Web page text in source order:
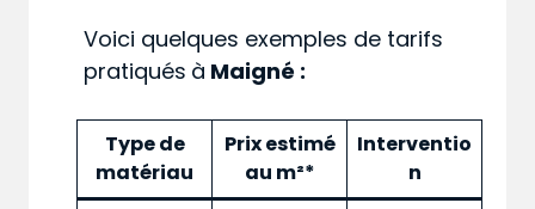
Voici quelques exemples de tarifs
pratiqués à Maigné :
Type de
matériau
Prix estimé
au m²*
Interventio
n